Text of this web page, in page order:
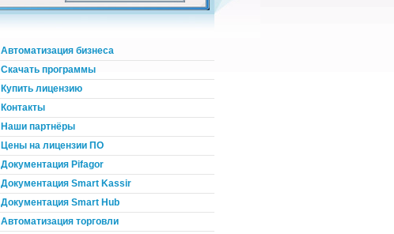
Автоматизация бизнеса
Скачать программы
Купить лицензию
Контакты
Наши партнёры
Цены на лицензии ПО
Документация Pifagor
Документация Smart Kassir
Документация Smart Hub
Автоматизация торговли